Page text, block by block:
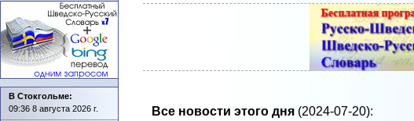
Все новости этого дня(2024-07-20):
В Стокгольме:
09:36 8 августа 2026 г.